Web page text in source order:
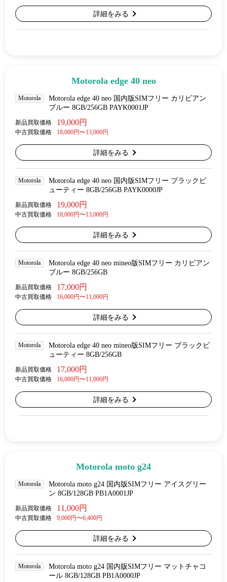
詳細をみる
Motorola edge 40 neo
Motorola
Motorola edge 40 neo 国内版SIMフリー カリビアン
ブルー 8GB/256GB PAYK0001JP
新品買取価格 19,000円
中古買取価格 18,000円〜13,000円
詳細をみる
Motorola
Motorola edge 40 neo 国内版SIMフリー ブラックビ
ューティー 8GB/256GB PAYK0000JP
新品買取価格 19,000円
中古買取価格 18,000円〜13,000円
詳細をみる
Motorola
Motorola edge 40 neo mineo版SIMフリー カリビアン
ブルー 8GB/256GB
新品買取価格 17,000円
中古買取価格 16,000円〜11,000円
詳細をみる
Motorola
Motorola edge 40 neo mineo版SIMフリー ブラックビ
ューティー 8GB/256GB
新品買取価格 17,000円
中古買取価格 16,000円〜11,000円
詳細をみる
Motorola moto g24
Motorola
Motorola moto g24 国内版SIMフリー アイスグリー
ン 8GB/128GB PB1A0001JP
新品買取価格 11,000円
中古買取価格 9,000円〜6,400円
詳細をみる
Motorola
Motorola moto g24 国内版SIMフリー マットチャコ
ール 8GB/128GB PB1A0000JP